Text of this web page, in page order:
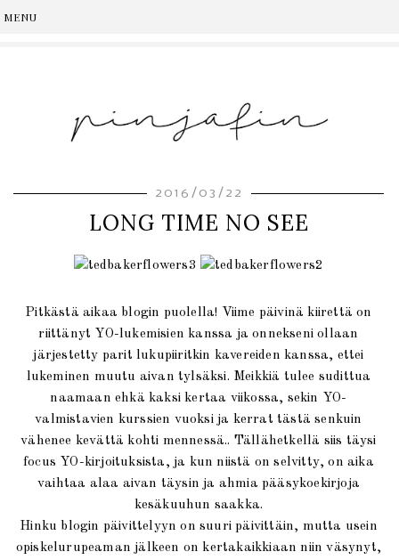
2016/03/22
LONG TIME NO SEE
Pitkästä aikaa blogin puolella! Viime päivinä kiirettä on
riittänyt YO-lukemisien kanssa ja onnekseni ollaan
järjestetty parit lukupiiritkin kavereiden kanssa, ettei
lukeminen muutu aivan tylsäksi. Meikkiä tulee sudittua
naamaan ehkä kaksi kertaa viikossa, sekin YO-
valmistavien kurssien vuoksi ja kerrat tästä senkuin
vähenee kevättä kohti mennessä.. Tällähetkellä siis täysi
focus YO-kirjoituksista, ja kun niistä on selvitty, on aika
vaihtaa alaa aivan täysin ja ahmia pääsykoekirjoja
kesäkuuhun saakka.
Hinku blogin päivittelyyn on suuri päivittäin, mutta usein
opiskelurupeaman jälkeen on kertakaikkiaan niin väsynyt,